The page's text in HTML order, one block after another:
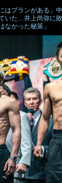
はプランがある」
いた…井上尚弥に
なかった秘策」